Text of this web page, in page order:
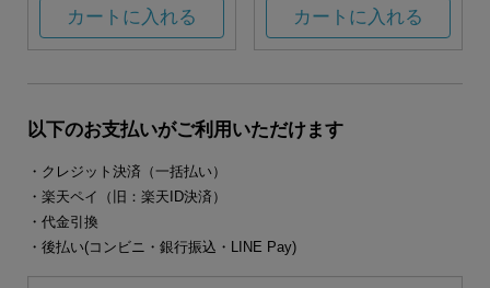
カートに入れる カートに入れる
以下のお支払いがご利用いただけます
・クレジット決済（一括払い）
・楽天ペイ（旧：楽天ID決済）
・代金引換
・後払い(コンビニ・銀行振込・LINE Pay)